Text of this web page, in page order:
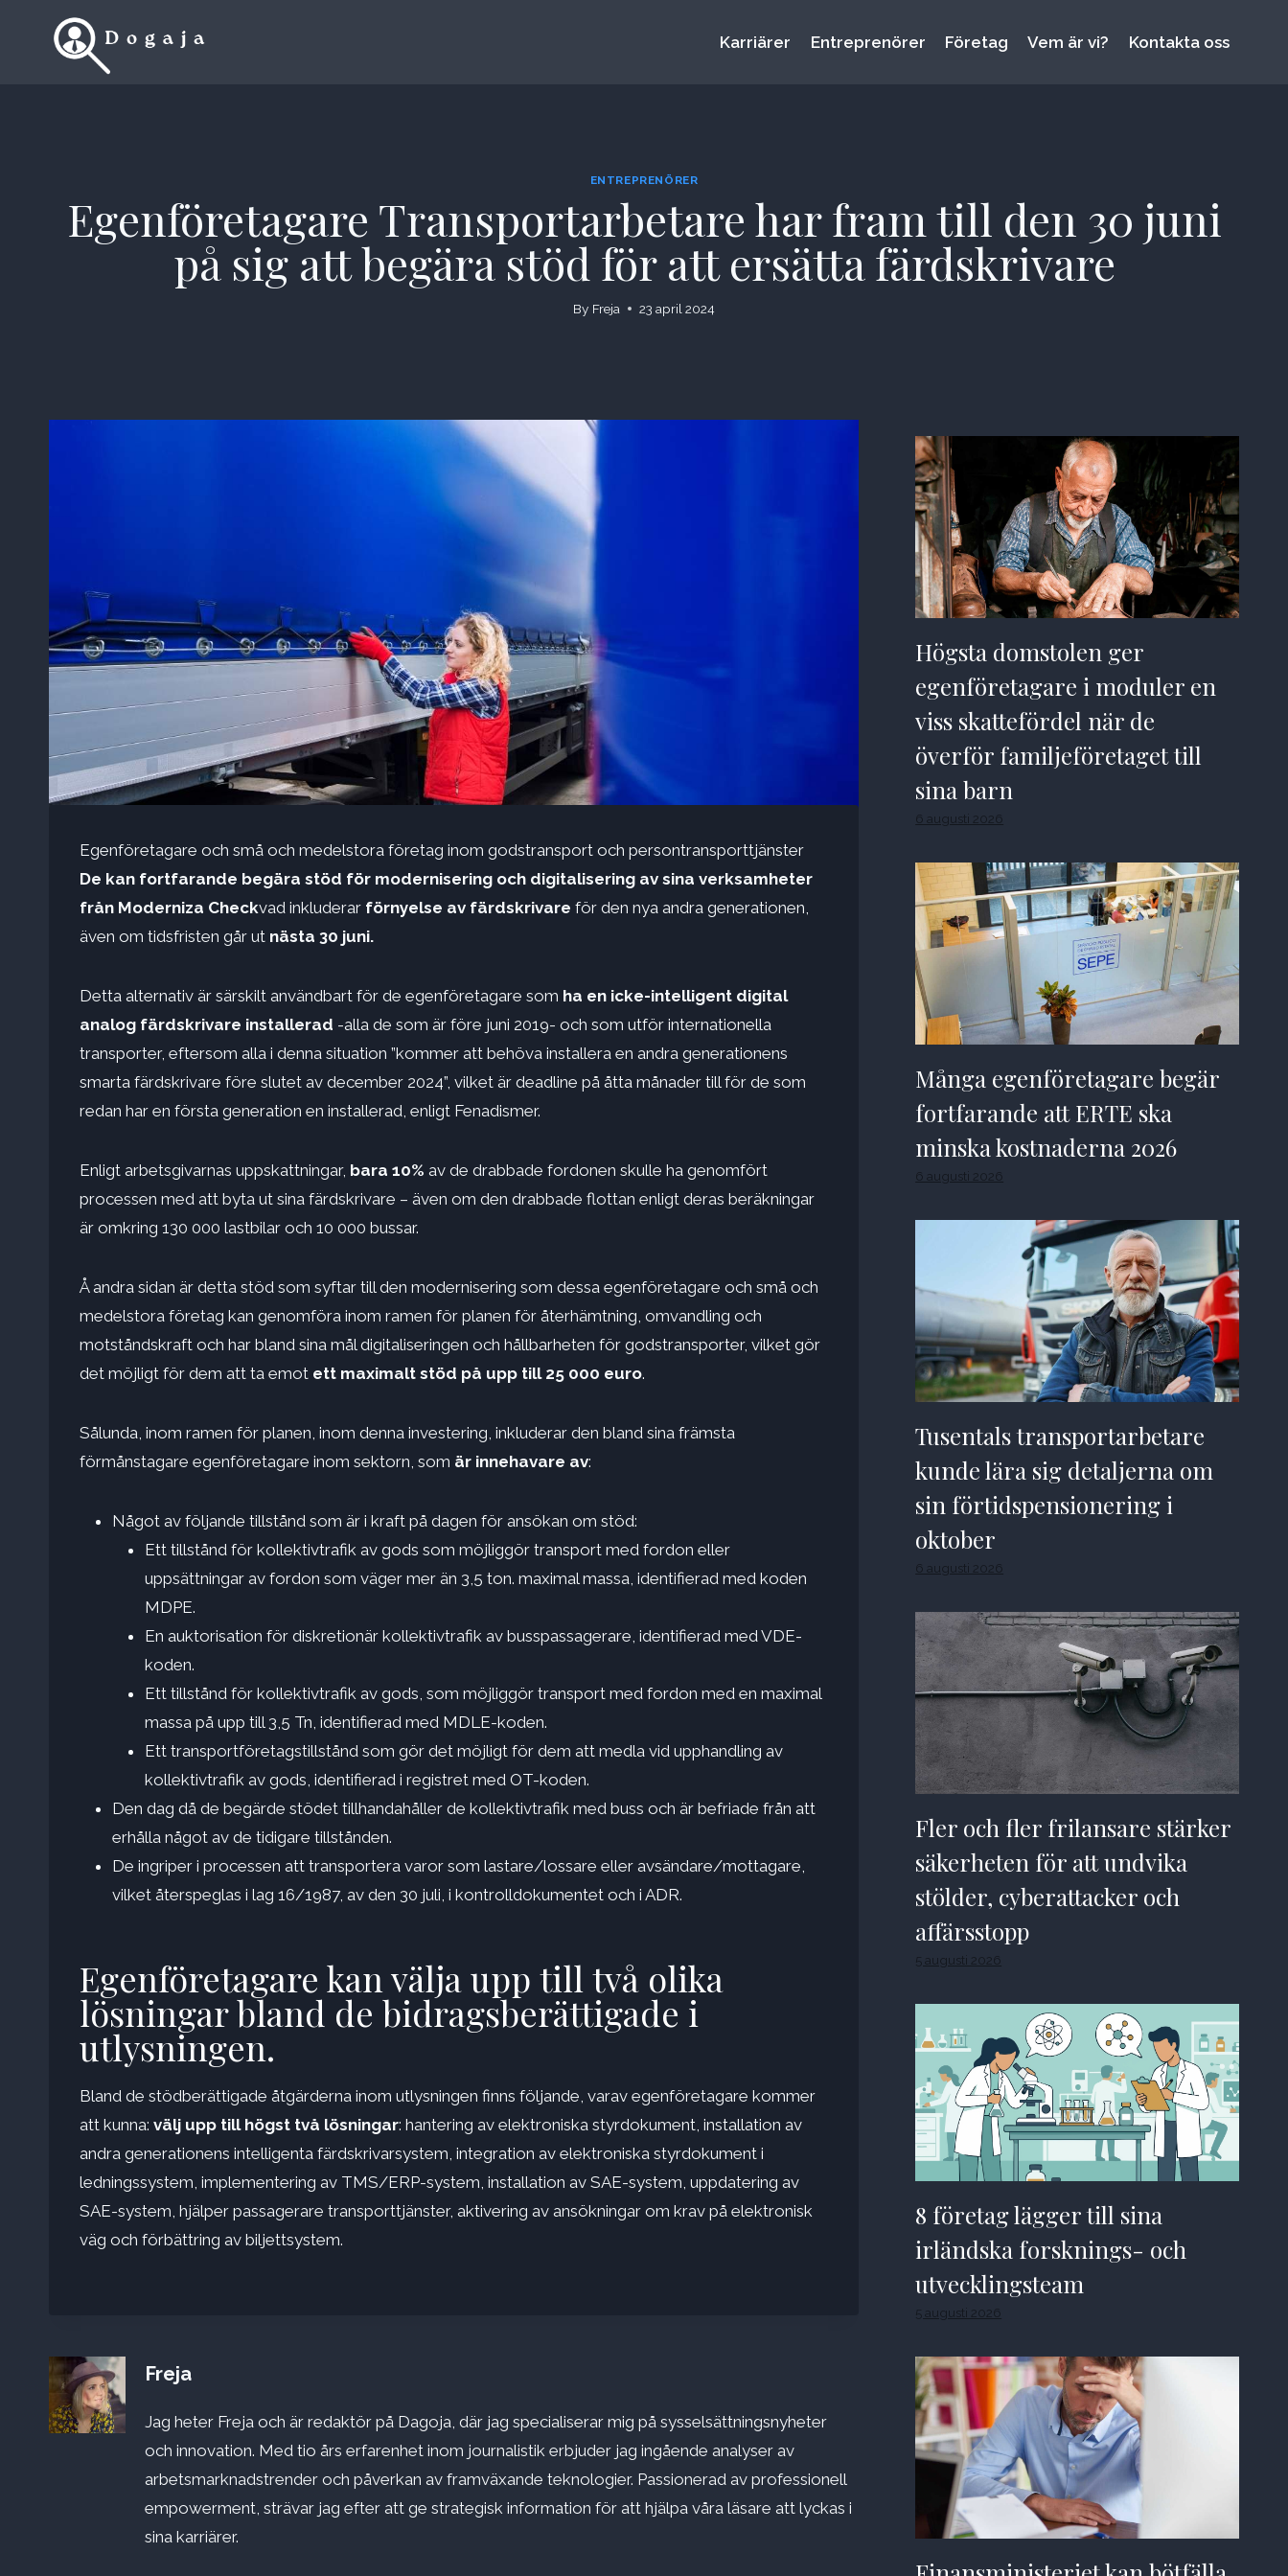
Karriärer Entreprenörer Företag Vem är vi? Kontakta oss
ENTREPRENÖRER
Egenföretagare Transportarbetare har fram till den 30 juni
på sig att begära stöd för att ersätta färdskrivare
By Freja 23 april 2024
Egenföretagare och små och medelstora företag inom godstransport och persontransporttjänster
De kan fortfarande begära stöd för modernisering och digitalisering av sina verksamheter
från Moderniza Checkvad inkluderar förnyelse av färdskrivare för den nya andra generationen,
även om tidsfristen går ut nästa 30 juni.
Detta alternativ är särskilt användbart för de egenföretagare som ha en icke-intelligent digital
analog färdskrivare installerad -alla de som är före juni 2019- och som utför internationella
transporter, eftersom alla i denna situation ”kommer att behöva installera en andra generationens
smarta färdskrivare före slutet av december 2024”, vilket är deadline på åtta månader till för de som
redan har en första generation en installerad, enligt Fenadismer.
Enligt arbetsgivarnas uppskattningar, bara 10% av de drabbade fordonen skulle ha genomfört
processen med att byta ut sina färdskrivare – även om den drabbade flottan enligt deras beräkningar
är omkring 130 000 lastbilar och 10 000 bussar.
Å andra sidan är detta stöd som syftar till den modernisering som dessa egenföretagare och små och
medelstora företag kan genomföra inom ramen för planen för återhämtning, omvandling och
motståndskraft och har bland sina mål digitaliseringen och hållbarheten för godstransporter, vilket gör
det möjligt för dem att ta emot ett maximalt stöd på upp till 25 000 euro.
Sålunda, inom ramen för planen, inom denna investering, inkluderar den bland sina främsta
förmånstagare egenföretagare inom sektorn, som är innehavare av:
Något av följande tillstånd som är i kraft på dagen för ansökan om stöd:
Ett tillstånd för kollektivtrafik av gods som möjliggör transport med fordon eller
uppsättningar av fordon som väger mer än 3,5 ton. maximal massa, identifierad med koden
MDPE.
En auktorisation för diskretionär kollektivtrafik av busspassagerare, identifierad med VDE-
koden.
Ett tillstånd för kollektivtrafik av gods, som möjliggör transport med fordon med en maximal
massa på upp till 3,5 Tn, identifierad med MDLE-koden.
Ett transportföretagstillstånd som gör det möjligt för dem att medla vid upphandling av
kollektivtrafik av gods, identifierad i registret med OT-koden.
Den dag då de begärde stödet tillhandahåller de kollektivtrafik med buss och är befriade från att
erhålla något av de tidigare tillstånden.
De ingriper i processen att transportera varor som lastare/lossare eller avsändare/mottagare,
vilket återspeglas i lag 16/1987, av den 30 juli, i kontrolldokumentet och i ADR.
Egenföretagare kan välja upp till två olika
lösningar bland de bidragsberättigade i
utlysningen.
Bland de stödberättigade åtgärderna inom utlysningen finns följande, varav egenföretagare kommer
att kunna: välj upp till högst två lösningar: hantering av elektroniska styrdokument, installation av
andra generationens intelligenta färdskrivarsystem, integration av elektroniska styrdokument i
ledningssystem, implementering av TMS/ERP-system, installation av SAE-system, uppdatering av
SAE-system, hjälper passagerare transporttjänster, aktivering av ansökningar om krav på elektronisk
väg och förbättring av biljettsystem.
Freja
Jag heter Freja och är redaktör på Dagoja, där jag specialiserar mig på sysselsättningsnyheter
och innovation. Med tio års erfarenhet inom journalistik erbjuder jag ingående analyser av
arbetsmarknadstrender och påverkan av framväxande teknologier. Passionerad av professionell
empowerment, strävar jag efter att ge strategisk information för att hjälpa våra läsare att lyckas i
sina karriärer.
Högsta domstolen ger
egenföretagare i moduler en
viss skattefördel när de
överför familjeföretaget till
sina barn
6 augusti 2026
Många egenföretagare begär
fortfarande att ERTE ska
minska kostnaderna 2026
6 augusti 2026
Tusentals transportarbetare
kunde lära sig detaljerna om
sin förtidspensionering i
oktober
6 augusti 2026
Fler och fler frilansare stärker
säkerheten för att undvika
stölder, cyberattacker och
affärsstopp
5 augusti 2026
8 företag lägger till sina
irländska forsknings- och
utvecklingsteam
5 augusti 2026